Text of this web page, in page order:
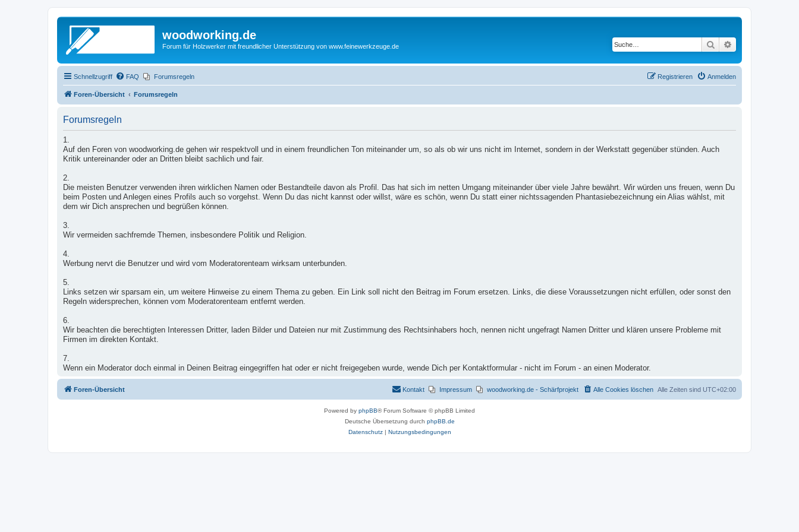
woodworking.de
Forum für Holzwerker mit freundlicher Unterstützung von www.feinewerkzeuge.de Suche
Schnellzugriff FAQ Forumsregeln Anmelden
Registrieren
Foren-Übersicht Forumsregeln
Forumsregeln
1.
Auf den Foren von woodworking.de gehen wir respektvoll und in einem freundlichen Ton miteinander um, so als ob wir uns nicht im Internet, sondern in der Werkstatt gegenüber stünden. Auch
Kritik untereinander oder an Dritten bleibt sachlich und fair.
2.
Die meisten Benutzer verwenden ihren wirklichen Namen oder Bestandteile davon als Profil. Das hat sich im netten Umgang miteinander über viele Jahre bewährt. Wir würden uns freuen, wenn Du
beim Posten und Anlegen eines Profils auch so vorgehst. Wenn Du das nicht kannst oder willst, wäre es schön, wenn Du statt einer nichtssagenden Phantasiebezeichnung ein Alias wählst, mit
dem wir Dich ansprechen und begrüßen können.
3.
Wir vermeiden sachfremde Themen, insbesondere Politik und Religion.
4.
Werbung nervt die Benutzer und wird vom Moderatorenteam wirksam unterbunden.
5.
Links setzen wir sparsam ein, um weitere Hinweise zu einem Thema zu geben. Ein Link soll nicht den Beitrag im Forum ersetzen. Links, die diese Voraussetzungen nicht erfüllen, oder sonst den
Regeln widersprechen, können vom Moderatorenteam entfernt werden.
6.
Wir beachten die berechtigten Interessen Dritter, laden Bilder und Dateien nur mit Zustimmung des Rechtsinhabers hoch, nennen nicht ungefragt Namen Dritter und klären unsere Probleme mit
Firmen im direkten Kontakt.
7.
Wenn ein Moderator doch einmal in Deinen Beitrag eingegriffen hat oder er nicht freigegeben wurde, wende Dich per Kontaktformular - nicht im Forum - an einen Moderator.
Foren-Übersicht Alle Zeiten sind UTC+02:00
Alle Cookies löschen
woodworking.de - Schärfprojekt
Impressum
Kontakt
Powered by phpBB® Forum Software © phpBB Limited
Deutsche Übersetzung durch phpBB.de
Datenschutz| Nutzungsbedingungen